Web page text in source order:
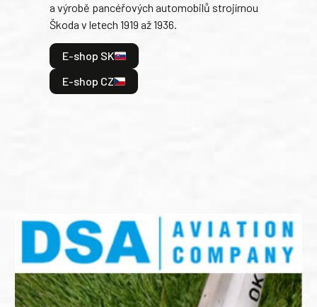
a výrobě pancéřových automobilů strojírnou
Škoda v letech 1919 až 1936.
E-shop SK
E-shop CZ